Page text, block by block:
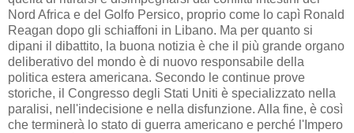
Nord Africa e del Golfo Persico, proprio come lo capì Ronald
Reagan dopo gli schiaffoni in Libano. Ma per quanto si
dipani il dibattito, la buona notizia è che il più grande organo
deliberativo del mondo è di nuovo responsabile della
politica estera americana. Secondo le continue prove
storiche, il Congresso degli Stati Uniti è specializzato nella
paralisi, nell'indecisione e nella disfunzione. Alla fine, è così
che terminerà lo stato di guerra americano e perché l'Impero